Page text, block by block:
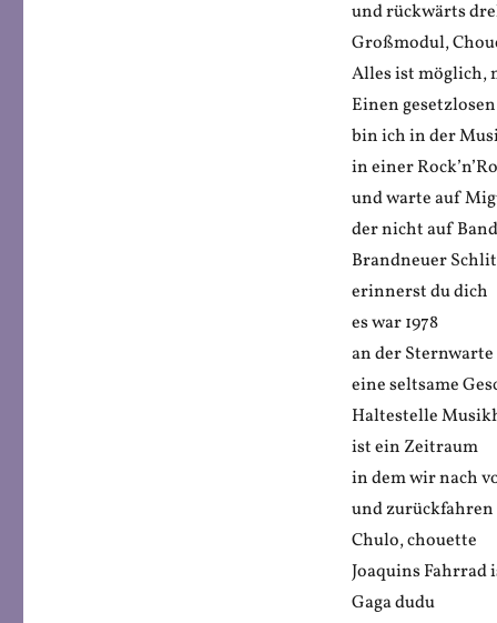
und rückwärts
Großmodul,
Alles ist möglich,
Einen
bin ich in der
in einer
und warte auf
der nicht auf
Brandneuer
erinnerst du dich
es war 1978
an der Sternwarte
eine seltsame
Haltestelle
ist ein Zeitraum
in dem wir nach
und zurückfahren
Chulo, chouette
Joaquins
Gaga dudu